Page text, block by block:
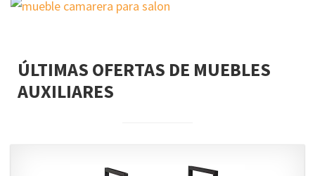
ÚLTIMAS OFERTAS DE MUEBLES
AUXILIARES